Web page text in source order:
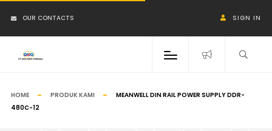
OUR CONTACTS SIGN IN
HOME PRODUK KAMI
MEANWELL DIN RAIL POWER SUPPLY DDR-
480C-12